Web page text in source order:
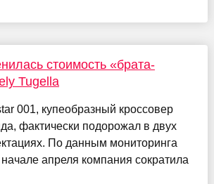
стоимость «брата-
Tugella
001, купеобразный кроссовер
фактически подорожал в двух
По данным мониторинга
апреля компания сократила